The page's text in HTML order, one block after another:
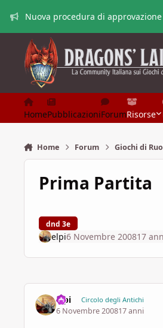
Nuova procedura di
HomePubblicazioniForumRisorse
Home Forum Giochi di
Prima Partita
dnd 3e
elpi6 Novembre 200817
elpi Circolo degli Antichi
6 Novembre 200817 anni